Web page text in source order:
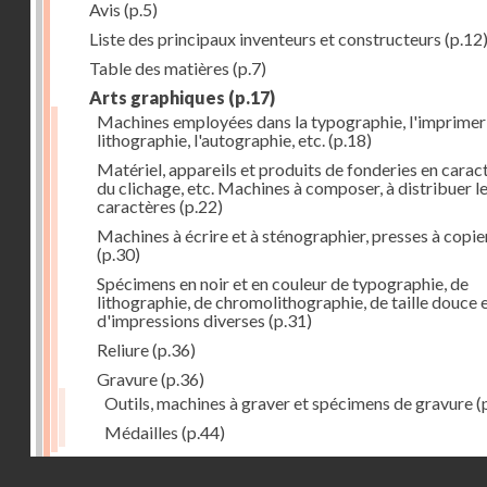
Avis (p.5)
Liste des principaux inventeurs et constructeurs (p.12)
Table des matières (p.7)
Arts graphiques (p.17)
Machines employées dans la typographie,
lithographie, l'autographie, etc. (p.18)
Matériel, appareils et produits de fonderies en
du clichage, etc. Machines à composer, à distribuer
caractères (p.22)
Machines à écrire et à sténographier, presses à
(p.30)
Spécimens en noir et en couleur de typographie, de
lithographie, de chromolithographie, de taille douce
d'impressions diverses (p.31)
Reliure(p.36)
Gravure(p.36)
Outils, machines à graver et spécimens de gravure
Médailles (p.44)